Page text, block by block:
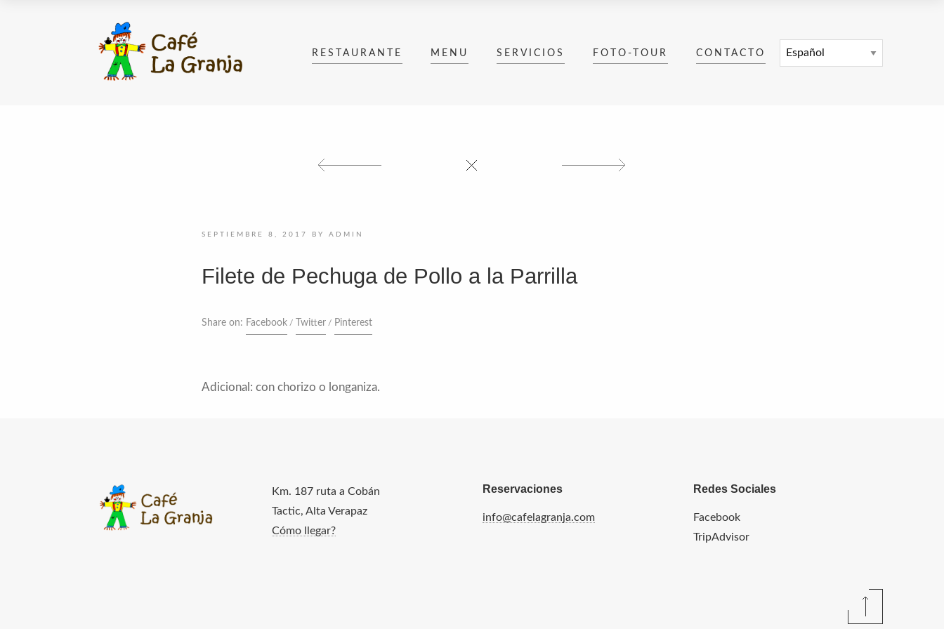
RESTAURANTE MENU SERVICIOS FOTO-TOUR CONTACTO
SEPTIEMBRE 8, 2017 BY ADMIN
Filete de Pechuga de Pollo a la Parrilla
Share on: Facebook Twitter Pinterest
Adicional: con chorizo o longaniza.
Km. 187 ruta a Cobán
Tactic, Alta Verapaz
Cómo llegar?
Reservaciones
info@cafelagranja.com
Redes Sociales
Facebook
TripAdvisor